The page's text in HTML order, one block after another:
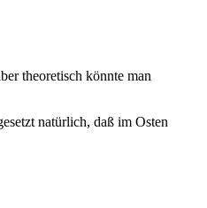
theoretisch könnte man
natürlich, daß im Osten